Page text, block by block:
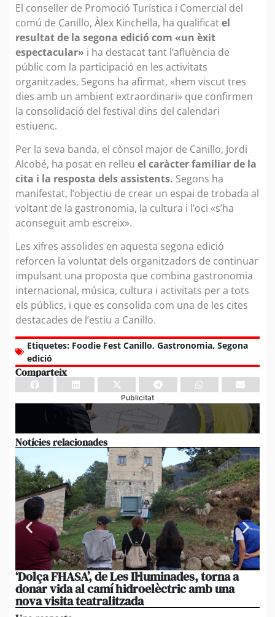
El conseller de Promoció Turística i Comercial del
comú de Canillo, Àlex Kinchella, ha qualificatel
resultat de la segona edició com «un èxit
espectacular» i ha destacat tant l’afluència de
públic com la participació en les activitats
organitzades. Segons ha afirmat, «hem viscut tres
dies amb un ambient extraordinari» que confirmen
la consolidació del festival dins del calendari
estiuenc.
Per la seva banda, el cònsol major de Canillo, Jordi
Alcobé, ha posat en relleu el caràcter familiar de la
cita i la resposta dels assistents. Segons ha
manifestat, l’objectiu de crear un espai de trobada al
voltant de la gastronomia, la cultura i l’oci «s’ha
aconseguit amb escreix».
Les xifres assolides en aquesta segona edició
reforcen la voluntat dels organitzadors de continuar
impulsant una proposta que combina gastronomia
internacional, música, cultura i activitats per a tots
els públics, i que es consolida com una de les cites
destacades de l’estiu a Canillo.
Etiquetes: Foodie Fest Canillo, Gastronomia, Segona
edició
Comparteix
Publicitat
Notícies relacionades
‘Dolça FHASA’, de Les Il·luminades, torna a
donar vida al camí hidroelèctric amb una
nova visita teatralitzada